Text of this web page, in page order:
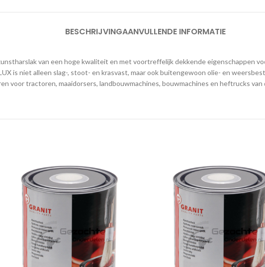
BESCHRIJVINGAANVULLENDE INFORMATIE
van een hoge kwaliteit en met voortreffelijk dekkende eigenschappen
is niet alleen slag-, stoot- en krasvast, maar ook buitengewoon olie- en
voor tractoren, maaidorsers, landbouwmachines, bouwmachines en heftrucks